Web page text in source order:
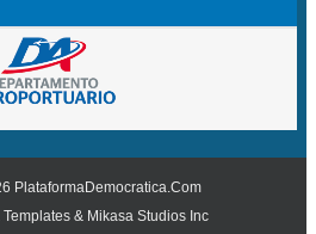
PlataformaDemocratica.Com
Templates& Mikasa Studios Inc